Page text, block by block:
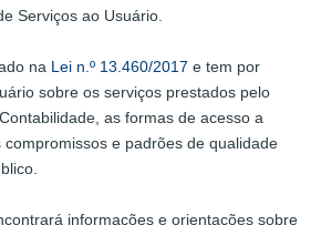
Serviços ao Usuário.
na Lei n.º 13.460/2017 e tem por
sobre os serviços prestados pelo
as formas de acesso a
e padrões de qualidade
informações e orientações sobre